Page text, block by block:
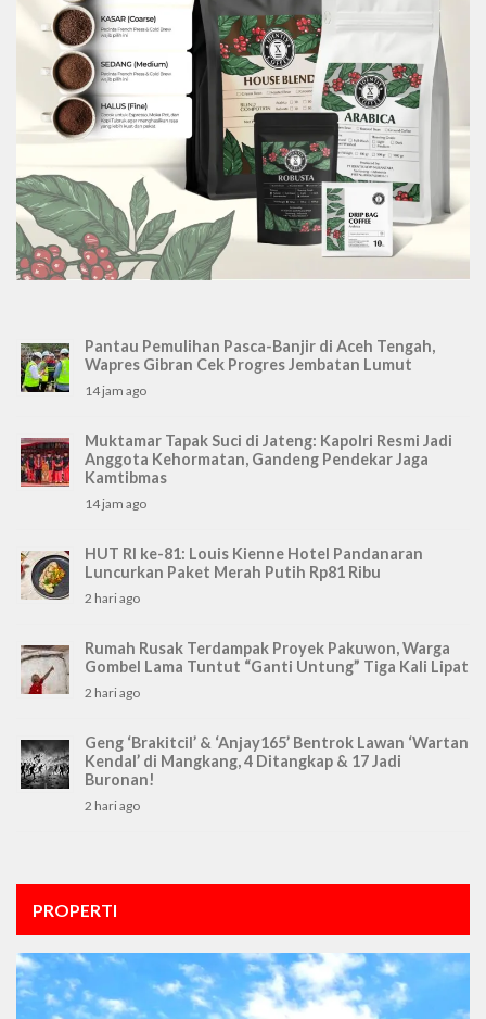
Pantau Pemulihan Pasca-Banjir di Aceh Tengah,
Wapres Gibran Cek Progres Jembatan Lumut
14 jam ago
Muktamar Tapak Suci di Jateng: Kapolri Resmi Jadi
Anggota Kehormatan, Gandeng Pendekar Jaga
Kamtibmas
14 jam ago
HUT RI ke-81: Louis Kienne Hotel Pandanaran
Luncurkan Paket Merah Putih Rp81 Ribu
2 hari ago
Rumah Rusak Terdampak Proyek Pakuwon, Warga
Gombel Lama Tuntut “Ganti Untung” Tiga Kali Lipat
2 hari ago
Geng ‘Brakitcil’ & ‘Anjay165’ Bentrok Lawan ‘Wartan
Kendal’ di Mangkang, 4 Ditangkap & 17 Jadi
Buronan!
2 hari ago
PROPERTI